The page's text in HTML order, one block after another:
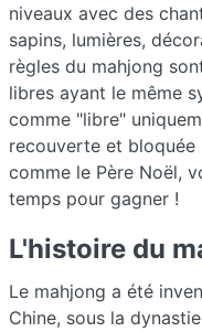
niveaux avec des
sapins, lumières,
règles du mahjong
libres ayant le même
comme "libre"
recouverte et bloquée
comme le Père Noël,
temps pour gagner !
L'histoire du
Le mahjong a été
Chine, sous la